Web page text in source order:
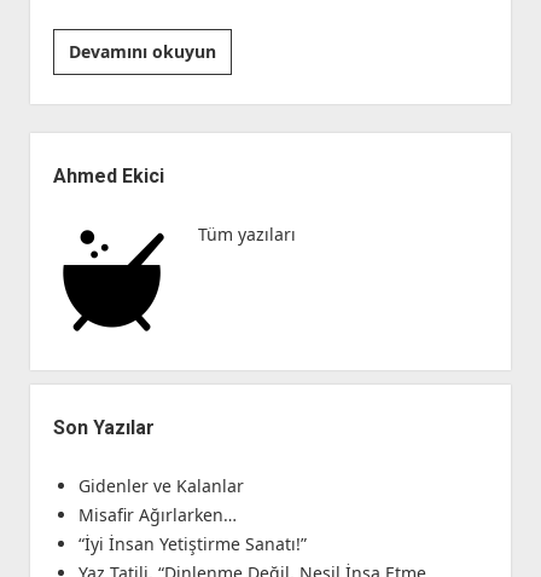
Devamını okuyunBir
Başbakan’ın
Cinayet
Günü:
Menü
Ahmed Ekici
Tüm yazıları
Son Yazılar
Gidenler ve Kalanlar
Misafir Ağırlarken…
“İyi İnsan Yetiştirme Sanatı!”
Yaz Tatili, “Dinlenme Değil, Nesil İnşa Etme